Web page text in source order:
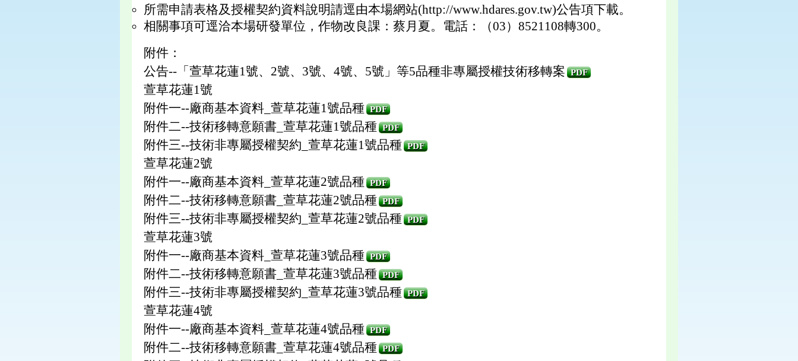
所需申請表格及授權契約資料說明請逕由本場網站(http://www.hdares.gov.tw)公告項下載。
相關事項可逕洽本場研發單位，作物改良課：蔡月夏。電話：（03）8521108轉300。
附件：
公告--「萱草花蓮1號、2號、3號、4號、5號」等5品種非專屬授權技術移轉案 PDF
萱草花蓮1號
附件一--廠商基本資料_萱草花蓮1號品種 PDF
附件二--技術移轉意願書_萱草花蓮1號品種 PDF
附件三--技術非專屬授權契約_萱草花蓮1號品種 PDF
萱草花蓮2號
附件一--廠商基本資料_萱草花蓮2號品種 PDF
附件二--技術移轉意願書_萱草花蓮2號品種 PDF
附件三--技術非專屬授權契約_萱草花蓮2號品種 PDF
萱草花蓮3號
附件一--廠商基本資料_萱草花蓮3號品種 PDF
附件二--技術移轉意願書_萱草花蓮3號品種 PDF
附件三--技術非專屬授權契約_萱草花蓮3號品種 PDF
萱草花蓮4號
附件一--廠商基本資料_萱草花蓮4號品種 PDF
附件二--技術移轉意願書_萱草花蓮4號品種 PDF